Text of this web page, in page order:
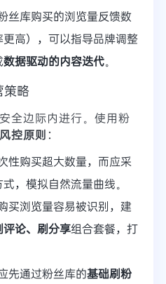
丝库购买的浏览量反馈数
高），可以指导品牌调整
数据驱动的内容迭代。
策略
全边际内进行。使用粉
风控原则 ：
性购买超大数量，而应采
，模拟自然流量曲线。
买浏览量容易被识别，建
评论、刷分享组合套餐，打
先通过粉丝库的基础刷粉